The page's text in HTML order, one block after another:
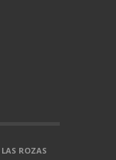
ROZAS